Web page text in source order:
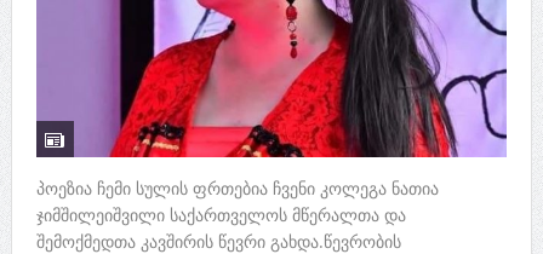
პოეზია ჩემი სულის ფრთებია ჩვენი კოლეგა ნათია
ჯიმშილეიშვილი საქართველოს მწერალთა და
შემოქმედთა კავშირის წევრი გახდა.წევრობის